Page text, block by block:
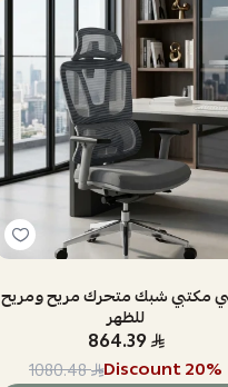
مكتبي شبك متحرك مريح ومريح
للظهر
864.39
1080.48 Discount20%